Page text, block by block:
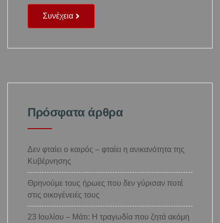
Συνέχεια
Πρόσφατα άρθρα
Δεν φταίει ο καιρός – φταίει η ανικανότητα της
Κυβέρνησης
Θρηνούμε τους ήρωες που δεν γύρισαν ποτέ
στις οικογένειές τους
23 Ιουλίου – Μάτι: Η τραγωδία που ζητά ακόμη